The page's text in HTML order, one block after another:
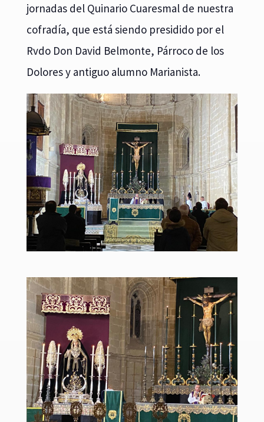
jornadas del Quinario Cuaresmal de nuestra
cofradía, que está siendo presidido por el
Rvdo Don David Belmonte, Párroco de los
Dolores y antiguo alumno Marianista.